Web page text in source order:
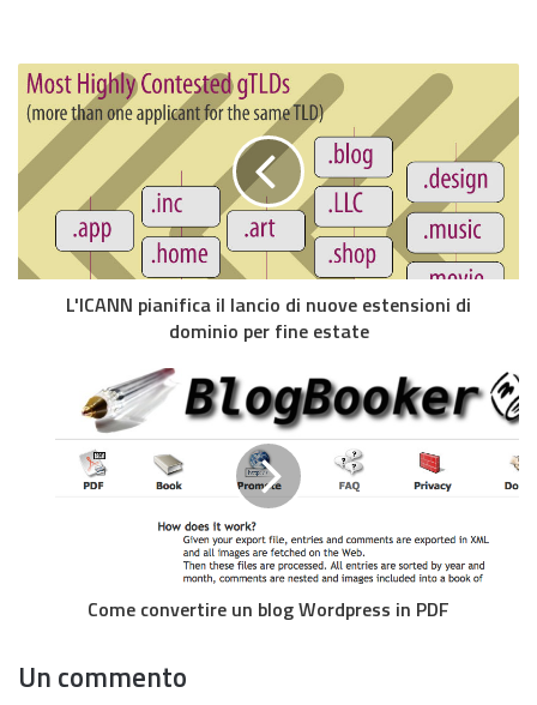
L'ICANN pianifica il lancio di nuove estensioni di
dominio per fine estate
Come convertire un blog Wordpress in PDF
Un commento